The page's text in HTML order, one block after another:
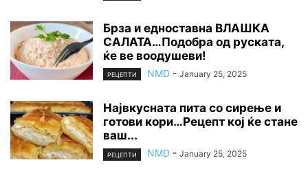
Брза и едноставна ВЛАШКА
САЛАТА…Подобра од руската,
ќе ве воодушеви!
РЕЦЕПТИ NMD - January 25, 2025
Највкусната пита со сирење и
готови кори…Рецепт кој ќе стане
ваш...
РЕЦЕПТИ NMD - January 25, 2025